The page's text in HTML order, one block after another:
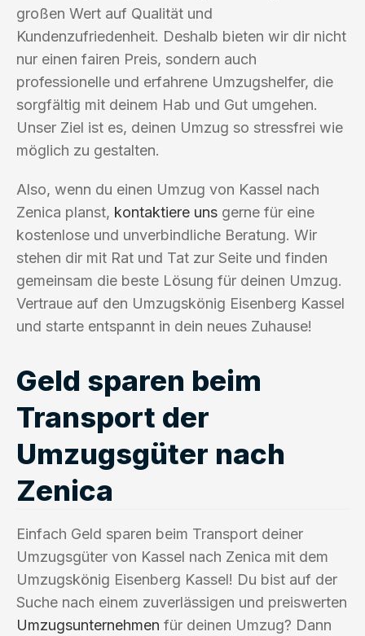
großen Wert auf Qualität und
Kundenzufriedenheit. Deshalb bieten wir dir nicht
nur einen fairen Preis, sondern auch
professionelle und erfahrene Umzugshelfer, die
sorgfältig mit deinem Hab und Gut umgehen.
Unser Ziel ist es, deinen Umzug so stressfrei wie
möglich zu gestalten.
Also, wenn du einen Umzug von Kassel nach
Zenica planst, kontaktiere uns gerne für eine
kostenlose und unverbindliche Beratung. Wir
stehen dir mit Rat und Tat zur Seite und finden
gemeinsam die beste Lösung für deinen Umzug.
Vertraue auf den Umzugskönig Eisenberg Kassel
und starte entspannt in dein neues Zuhause!
Geld sparen beim
Transport der
Umzugsgüter nach
Zenica
Einfach Geld sparen beim Transport deiner
Umzugsgüter von Kassel nach Zenica mit dem
Umzugskönig Eisenberg Kassel! Du bist auf der
Suche nach einem zuverlässigen und preiswerten
Umzugsunternehmen für deinen Umzug? Dann